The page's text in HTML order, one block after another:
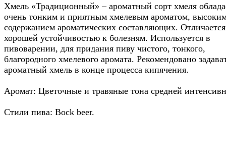
Хмель «Традиционный» – ароматный сорт хмеля
очень тонким и приятным хмелевым ароматом,
содержанием ароматических составляющих. Отличается
хорошей устойчивостью к болезням. Используется в
пивоварении, для придания пиву чистого, тонкого,
благородного хмелевого аромата. Рекомендовано
ароматный хмель в конце процесса кипячения.
Аромат: Цветочные и травяные тона средней
Стили пива: Bock beer.